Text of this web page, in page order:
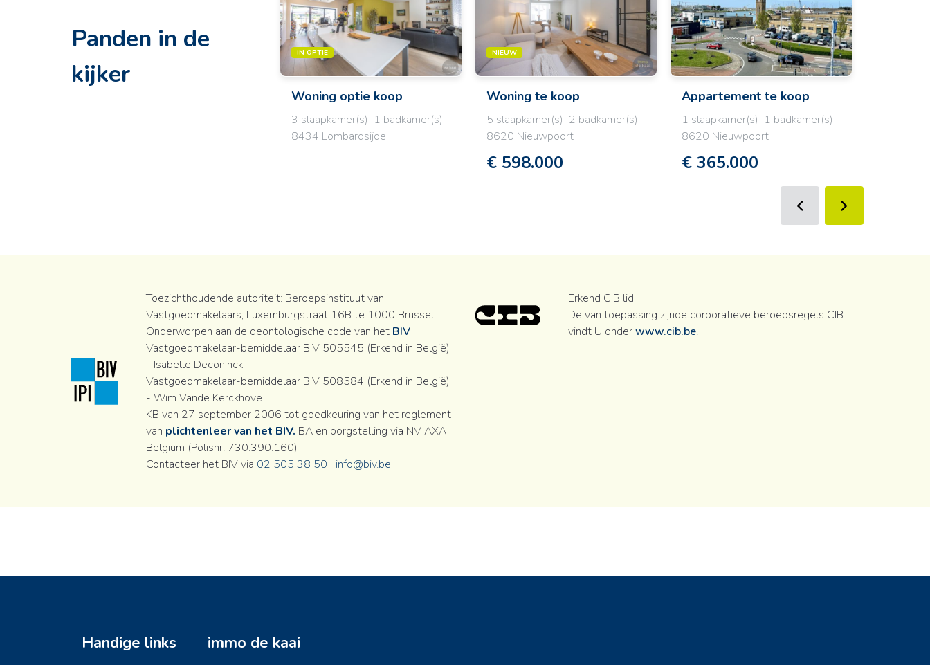
Panden in de
kijker
IN OPTIE
Woning optie koop
3 slaapkamer(s) 1 badkamer(s)
8434 Lombardsijde
NIEUW
Woning te koop
5 slaapkamer(s) 2 badkamer(s)
8620 Nieuwpoort
€ 598.000
Appartement te koop
1 slaapkamer(s) 1 badkamer(s)
8620 Nieuwpoort
€ 365.000
Toezichthoudende autoriteit: Beroepsinstituut van
Vastgoedmakelaars, Luxemburgstraat 16B te 1000 Brussel
Onderworpen aan de deontologische code van het BIV
Vastgoedmakelaar-bemiddelaar BIV 505545 (Erkend in België)
- Isabelle Deconinck
Vastgoedmakelaar-bemiddelaar BIV 508584 (Erkend in België)
- Wim Vande Kerckhove
KB van 27 september 2006 tot goedkeuring van het reglement
van plichtenleer van het BIV. BA en borgstelling via NV AXA
Belgium (Polisnr. 730.390.160)
Contacteer het BIV via 02 505 38 50 | info@biv.be
Erkend CIB lid
De van toepassing zijnde corporatieve beroepsregels CIB
vindt U onderwww.cib.be.
Handige links immo de kaai